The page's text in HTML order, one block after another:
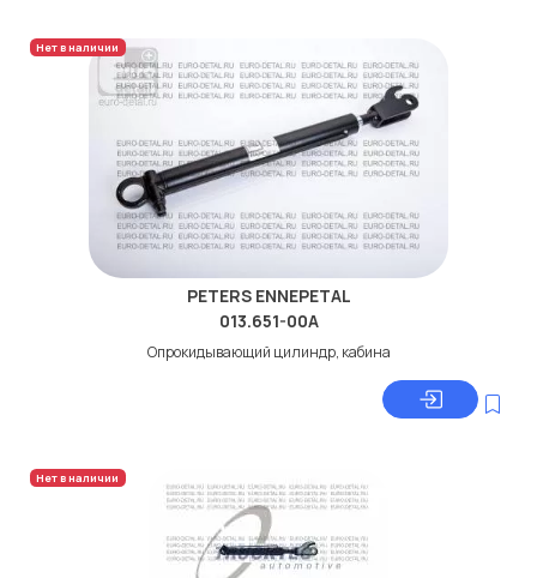
Нет в наличии
PETERS ENNEPETAL
013.651-00A
Опрокидывающий цилиндр, кабина
Нет в наличии